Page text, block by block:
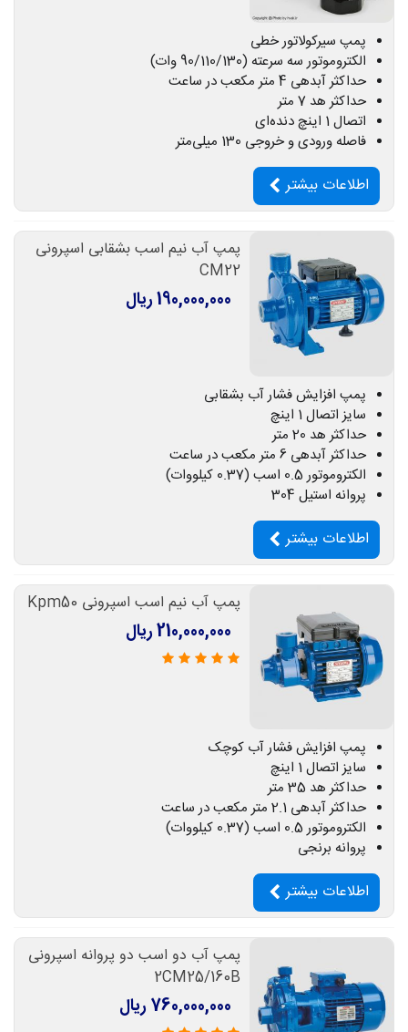
پمپ سیرکولاتور خطی
الکتروموتور سه سرعته (90/110/130 وات)
حداکثر آبدهی 4 متر مکعب در ساعت
حداکثر هد 7 متر
اتصال 1 اینچ دنده‌ای
فاصله ورودی و خروجی 130 میلی‌متر
اطلاعات بیشتر
پمپ آب نیم اسب بشقابی اسپرونی
CM22
190,000,000 ریال
پمپ افزایش فشار آب بشقابی
سایز اتصال 1 اینچ
حداکثر هد 20 متر
حداکثر آبدهی 6 متر مکعب در ساعت
الکتروموتور 0.5 اسب (0.37 کیلووات)
پروانه استیل 304
اطلاعات بیشتر
پمپ آب نیم اسب اسپرونی Kpm50
210,000,000 ریال
پمپ افزایش فشار آب کوچک
سایز اتصال 1 اینچ
حداکثر هد 35 متر
حداکثر آبدهی 2.1 متر مکعب در ساعت
الکتروموتور 0.5 اسب (0.37 کیلووات)
پروانه برنجی
اطلاعات بیشتر
پمپ آب دو اسب دو پروانه اسپرونی
2CM25/160B
760,000,000 ریال